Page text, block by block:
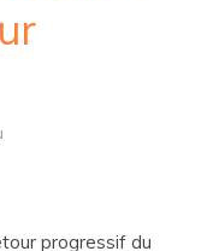
progressif du